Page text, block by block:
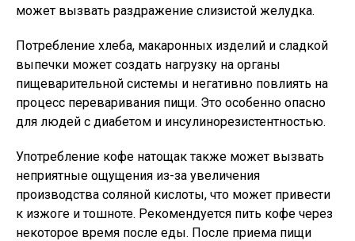
может вызвать раздражение слизистой желудка.
Потребление хлеба, макаронных изделий и сладкой
выпечки может создать нагрузку на органы
пищеварительной системы и негативно повлиять на
процесс переваривания пищи. Это особенно опасно
для людей с диабетом и инсулинорезистентностью.
Употребление кофе натощак также может вызвать
неприятные ощущения из-за увеличения
производства соляной кислоты, что может привести
к изжоге и тошноте. Рекомендуется пить кофе через
некоторое время после еды. После приема пищи